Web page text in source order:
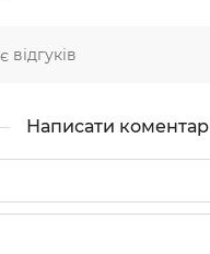
Написати коментар